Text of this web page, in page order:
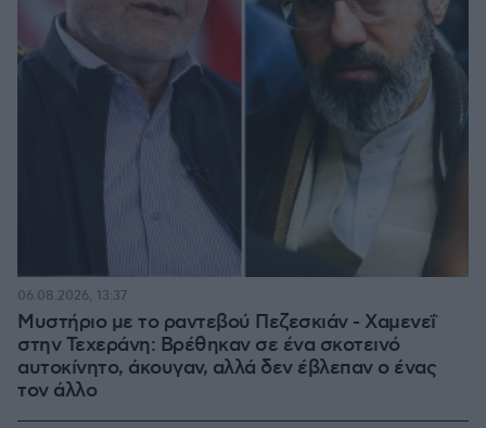
Μυστήριο με το ραντεβού Πεζεσκιάν - Χαμενεΐ
στην Τεχεράνη: Βρέθηκαν σε ένα σκοτεινό
αυτοκίνητο, άκουγαν, αλλά δεν έβλεπαν ο ένας
τον άλλο
06.08.2026, 13:37